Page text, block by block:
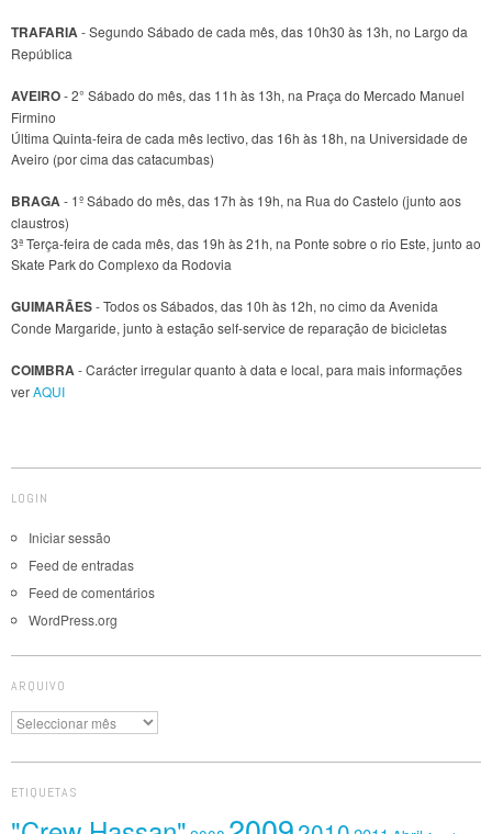
TRAFARIA- Segundo Sábado de cada mês, das 10h30 às 13h, no Largo da
República
AVEIRO- 2° Sábado do mês, das 11h às 13h, na Praça do Mercado Manuel
Firmino
Última Quinta-feira de cada mês lectivo, das 16h às 18h, na Universidade de
Aveiro (por cima das catacumbas)
BRAGA- 1º Sábado do mês, das 17h às 19h, na Rua do Castelo (junto aos
claustros)
3ª Terça-feira de cada mês, das 19h às 21h, na Ponte sobre o rio Este, junto ao
Skate Park do Complexo da Rodovia
GUIMARÃES- Todos os Sábados, das 10h às 12h, no cimo da Avenida
Conde Margaride, junto à estação self-service de reparação de bicicletas
COIMBRA- Carácter irregular quanto à data e local, para mais informações
verAQUI
LOGIN
Iniciar sessão
Feed de entradas
Feed de comentários
WordPress.org
ARQUIVO
Arquivo
ETIQUETAS